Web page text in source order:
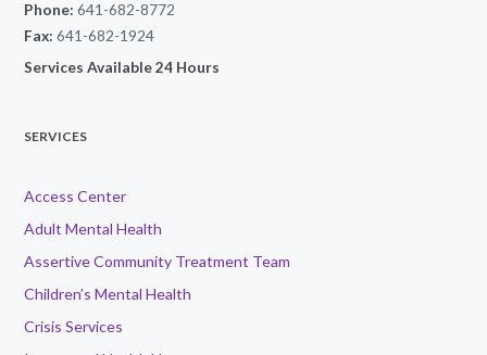
Phone: 641-682-8772
Fax: 641-682-1924
Services Available 24 Hours
SERVICES
Access Center
Adult Mental Health
Assertive Community Treatment Team
Children’s Mental Health
Crisis Services